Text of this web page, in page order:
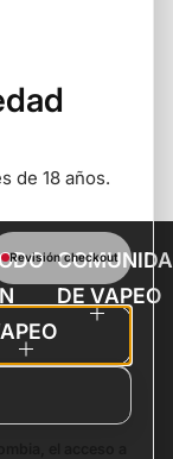
de 18 años.
Revisión checkout
DE VAPEO